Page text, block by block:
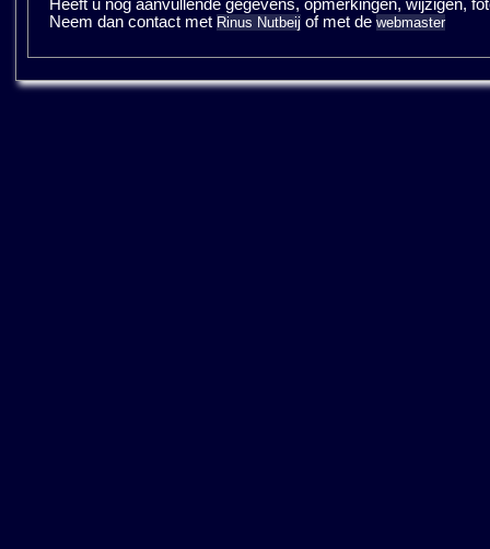
Heeft u nog aanvullende gegevens, opmerkingen, wijzigen,
Neem dan contact met Rinus Nutbeij of met de webmaster